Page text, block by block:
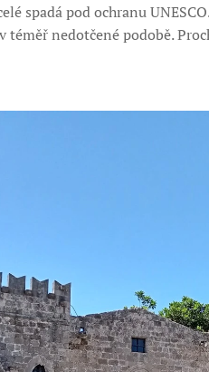
spadá pod ochranu
téměř nedotčené podobě.